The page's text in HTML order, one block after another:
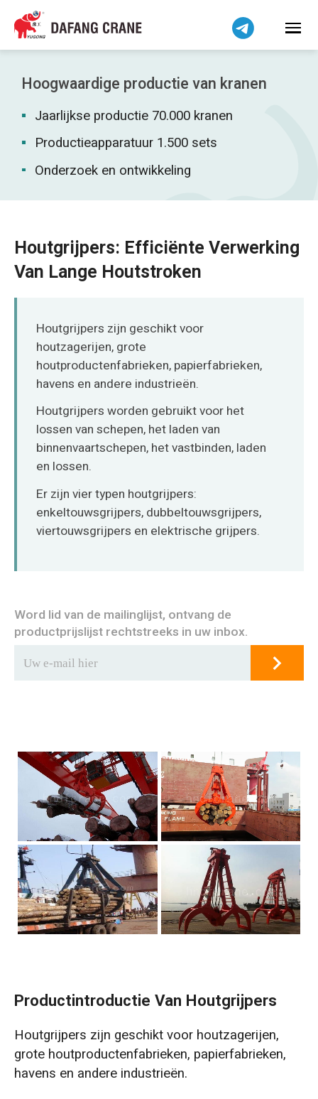
Hoogwaardige productie van kranen
Jaarlijkse productie 70.000 kranen
Productieapparatuur 1.500 sets
Onderzoek en ontwikkeling
Houtgrijpers: Efficiënte Verwerking
Van Lange Houtstroken
Houtgrijpers zijn geschikt voor
houtzagerijen, grote
houtproductenfabrieken, papierfabrieken,
havens en andere industrieën.
Houtgrijpers worden gebruikt voor het
lossen van schepen, het laden van
binnenvaartschepen, het vastbinden, laden
en lossen.
Er zijn vier typen houtgrijpers:
enkeltouwsgrijpers, dubbeltouwsgrijpers,
viertouwsgrijpers en elektrische grijpers.
Word lid van de mailinglijst, ontvang de
productprijslijst rechtstreeks in uw inbox.
Productintroductie Van Houtgrijpers
Houtgrijpers zijn geschikt voor houtzagerijen,
grote houtproductenfabrieken, papierfabrieken,
havens en andere industrieën.
Bahasa Indonesia
Bahasa Melayu
Tiếng Việt
简体中文
فارسی
Pilipino
اردو
Kiswahili
Dansk
Norsk
O‘zbekcha